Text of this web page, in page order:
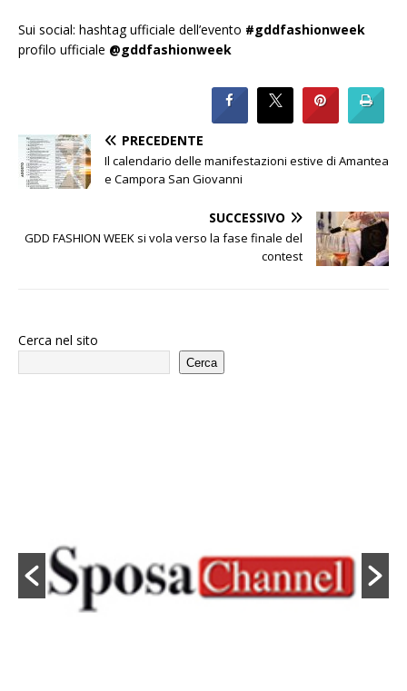
Sui social: hashtag ufficiale dell’evento #gddfashionweek
profilo ufficiale @gddfashionweek
PRECEDENTE
Il calendario delle manifestazioni estive di Amantea
e Campora San Giovanni
SUCCESSIVO
GDD FASHION WEEK si vola verso la fase finale del
contest
Cerca nel sito
Cerca